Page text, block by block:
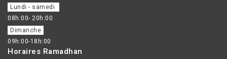
Lundi - samedi
08h:00- 20h:00
Dimanche
09h:00-18h:00
Horaires Ramadhan